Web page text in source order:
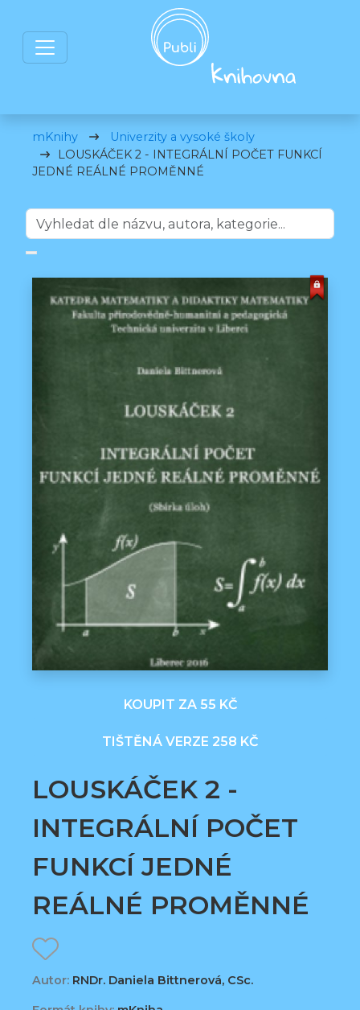
mKnihy
Univerzity a vysoké školy
LOUSKÁČEK 2 - INTEGRÁLNÍ POČET FUNKCÍ
JEDNÉ REÁLNÉ PROMĚNNÉ
KOUPIT ZA 55 KČ
TIŠTĚNÁ VERZE 258 KČ
LOUSKÁČEK 2 -
INTEGRÁLNÍ POČET
FUNKCÍ JEDNÉ
REÁLNÉ PROMĚNNÉ
Autor: RNDr. Daniela Bittnerová, CSc.